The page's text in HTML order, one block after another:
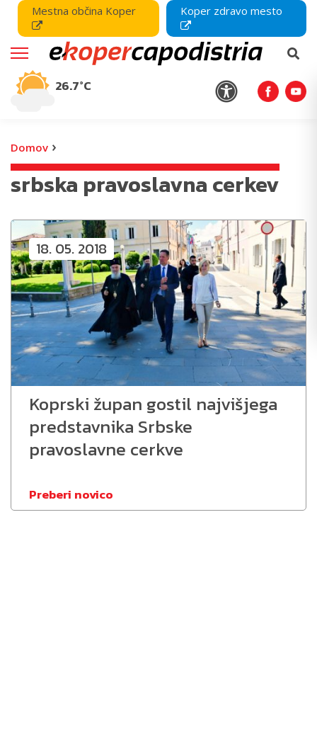
Mestna občina Koper Koper zdravo mesto
26.7°C
Domov ›
srbska pravoslavna cerkev
18. 05. 2018
Koprski župan gostil najvišjega
predstavnika Srbske
pravoslavne cerkve
Preberi novico